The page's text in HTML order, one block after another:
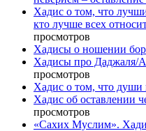
Хадис о том, что
кто лучше всех
просмотров
Хадисы о ношении
Хадисы про Даджаля/
просмотров
Хадис о том, что
Хадис об оставлении
просмотров
«Сахих Муслим».